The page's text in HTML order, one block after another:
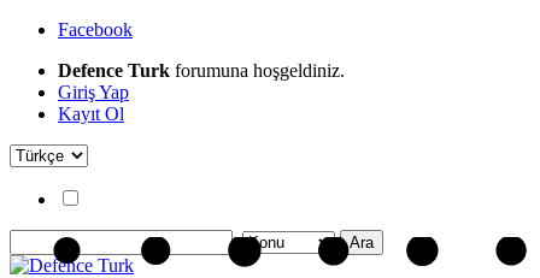
Facebook
Defence Turk forumuna hoşgeldiniz.
Giriş Yap
Kayıt Ol